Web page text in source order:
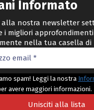
Informato
alla nostra newsletter
i migliori approfondimenti
nella tua casella di
spam! Leggi la nostra
avere maggiori informazioni.